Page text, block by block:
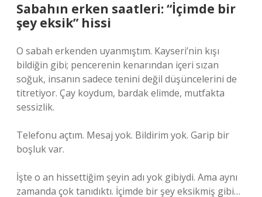
Sabahın erken saatleri: “İçimde bir
şey eksik” hissi
O sabah erkenden uyanmıştım. Kayseri’nin kışı
bildiğin gibi; pencerenin kenarından içeri sızan
soğuk, insanın sadece tenini değil düşüncelerini de
titretiyor. Çay koydum, bardak elimde, mutfakta
sessizlik.
Telefonu açtım. Mesaj yok. Bildirim yok. Garip bir
boşluk var.
İşte o an hissettiğim şeyin adı yok gibiydi. Ama aynı
zamanda çok tanıdıktı. İçimde bir şey eksikmiş gibi…